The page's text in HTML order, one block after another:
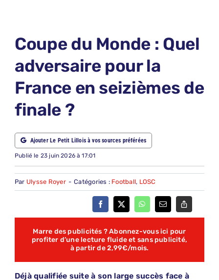
ABONNEMENTS
NOUS CONTACTER
NOUS SUIVRE
Rechercher:
Coupe du Monde : Quel
adversaire pour la
France en seizièmes de
finale ?
Ajouter Le Petit Lillois à vos sources préférées
Publié le 23 juin 2026 à 17:01
Par Ulysse Royer - Catégories : Football, LOSC
Marre des publicités ? Abonnez-vous ici pour
profiter d’une lecture fluide et sans publicité,
à partir de 2,99€/mois.
Déjà qualifiée suite à son large succès face à